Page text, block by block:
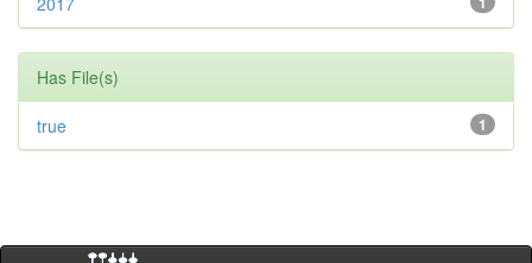
Has File(s)
1
true